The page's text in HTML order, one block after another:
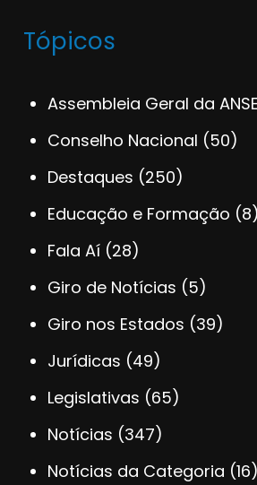
Tópicos
Assembleia Geral da
Conselho Nacional (50)
Destaques (250)
Educação e Formação (8)
Fala Aí (28)
Giro de Notícias (5)
Giro nos Estados (39)
Jurídicas (49)
Legislativas (65)
Notícias (347)
Notícias da Categoria (16)